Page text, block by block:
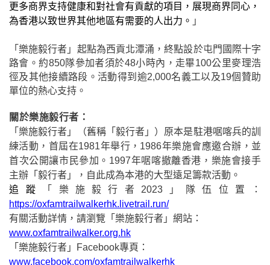
更多商界支持健康和對社會有貢獻的項目，展現商界同心，
為香港以致世界其他地區有需要的人出力。 」
「樂施毅行者」起點為西貢北潭涌，終點設於屯門國際十字
路會。約850隊參加者須於48小時內，走畢100公里麥理浩
徑及其他接續路段。活動得到逾2,000名義工以及19個贊助
單位的熱心支持。
關於樂施毅行者：
「樂施毅行者」（舊稱「毅行者」）原本是駐港啹喀兵的訓
練活動，首屆在1981年舉行， 1986年樂施會應邀合辦，並
首次公開讓市民參加。 1997年啹喀撤離香港，樂施會接手
主辦「毅行者」，自此成為本港的大型遠足籌款活動。
追蹤
「樂施毅行者 2023」隊伍位置：
https://oxfamtrailwalkerhk.livetrail.run/
有關活動詳情，請瀏覽「樂施毅行者」網站：
www.oxfamtrailwalker.org.hk
「樂施毅行者」
Facebook專頁：
www.facebook.com/oxfamtrailwalkerhk